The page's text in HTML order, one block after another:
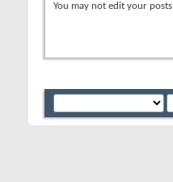
You may not edit your posts